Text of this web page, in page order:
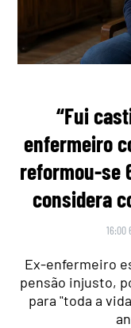
“Fui
enfermeiro
reformou-se
considera
16:00
Ex-enfermeiro
pensão injusto,
para "toda a